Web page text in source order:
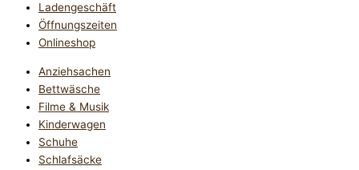
Ladengeschäft
Öffnungszeiten
Onlineshop
Anziehsachen
Bettwäsche
Filme & Musik
Kinderwagen
Schuhe
Schlafsäcke